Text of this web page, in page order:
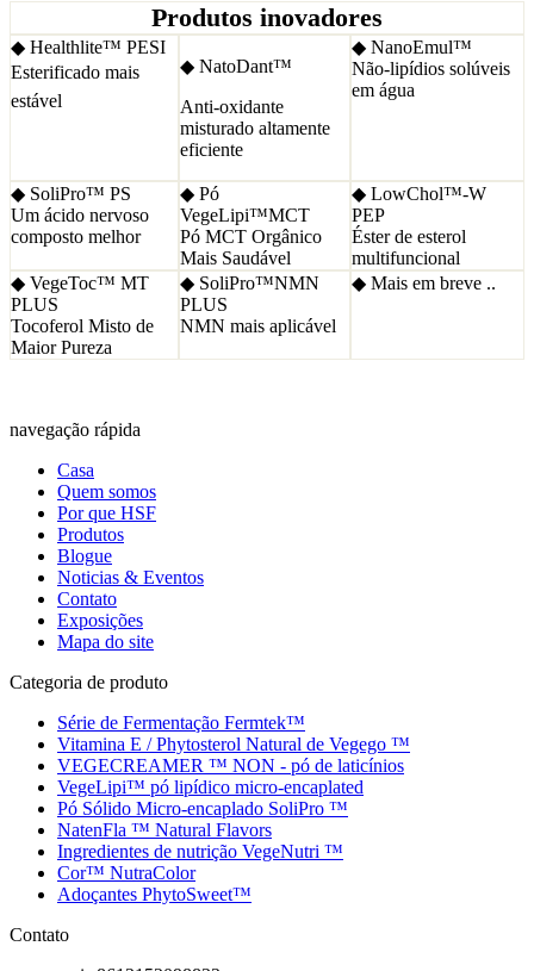
Produtos inovadores
◆ Healthlite™ PESI
Esterificado mais
estável
◆ NatoDant™
Anti-oxidante
misturado altamente
eficiente
◆ NanoEmul™
Não-lipídios solúveis
em água
◆ SoliPro™ PS
Um ácido nervoso
composto melhor
◆ Pó
VegeLipi™MCT
Pó MCT Orgânico
Mais Saudável
◆ LowChol™-W
PEP
Éster de esterol
multifuncional
◆ VegeToc™ MT
PLUS
Tocoferol Misto de
Maior Pureza
◆ SoliPro™NMN
PLUS
NMN mais aplicável
◆ Mais em breve ..
navegação rápida
Casa
Quem somos
Por que HSF
Produtos
Blogue
Noticias & Eventos
Contato
Exposições
Mapa do site
Categoria de produto
Série de Fermentação Fermtek™
Vitamina E / Phytosterol Natural de Vegego ™
VEGECREAMER ™ NON - pó de laticínios
VegeLipi™ pó lipídico micro-encaplated
Pó Sólido Micro-encaplado SoliPro ™
NatenFla ™ Natural Flavors
Ingredientes de nutrição VegeNutri ™
Cor™ NutraColor
Adoçantes PhytoSweet™
Contato